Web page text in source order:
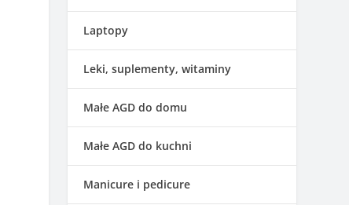
Laptopy
Leki, suplementy, witaminy
Małe AGD do domu
Małe AGD do kuchni
Manicure i pedicure